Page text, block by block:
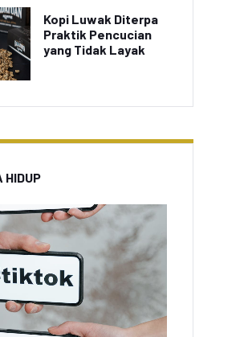
Kopi Luwak Diterpa
Praktik Pencucian
yang Tidak Layak
HIDUP